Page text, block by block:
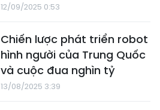
12/09/2025 0:53
Chiến lược phát triển robot
hình người của Trung Quốc
và cuộc đua nghìn tỷ
13/08/2025 3:39